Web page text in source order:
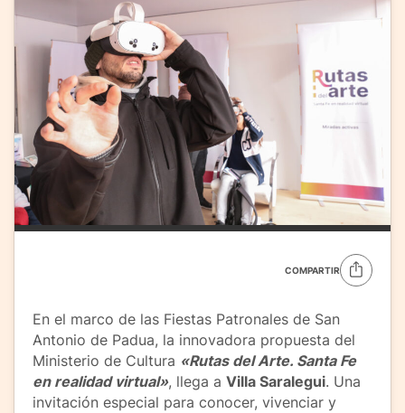
COMPARTIR
En el marco de las Fiestas Patronales de San
Antonio de Padua, la innovadora propuesta del
Ministerio de Cultura «Rutas del Arte. Santa Fe
en realidad virtual», llega a Villa Saralegui. Una
invitación especial para conocer, vivenciar y